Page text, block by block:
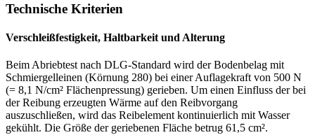
Technische Kriterien
Verschleißfestigkeit, Haltbarkeit und Alterung
Beim Abriebtest nach DLG-Standard wird der Bodenbelag mit
Schmiergelleinen (Körnung 280) bei einer Auflagekraft von 500 N
(= 8,1 N/cm² Flächenpressung) gerieben. Um einen Einfluss der bei
der Reibung erzeugten Wärme auf den Reibvorgang
auszuschließen, wird das Reibelement kontinuierlich mit Wasser
gekühlt. Die Größe der geriebenen Fläche betrug 61,5 cm².